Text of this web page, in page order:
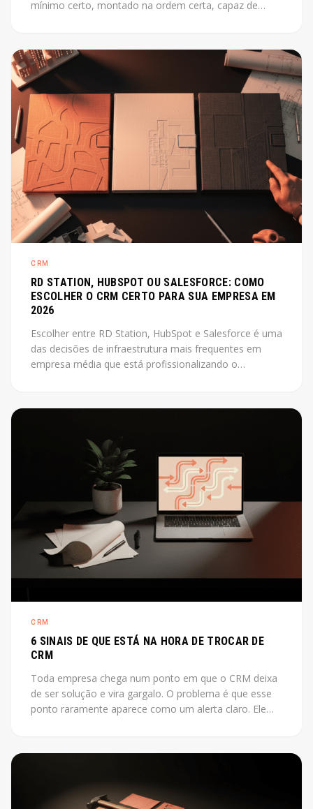
mínimo certo, montado na ordem certa, capaz de
agora.
CRM
RD STATION, HUBSPOT OU SALESFORCE: COMO
ESCOLHER O CRM CERTO PARA SUA EMPRESA EM
2026
Escolher entre RD Station, HubSpot e Salesforce é uma
das decisões de infraestrutura mais frequentes em
empresa média que está profissionalizando o
de uma das plataformas. Este post não tem esse
escolha certa para cada contexto.
CRM
6 SINAIS DE QUE ESTÁ NA HORA DE TROCAR DE
CRM
Toda empresa chega num ponto em que o CRM deixa
de ser solução e vira gargalo. O problema é que esse
ponto raramente aparece como um alerta claro. Ele